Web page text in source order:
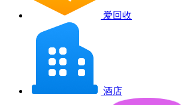
爱回收
酒店